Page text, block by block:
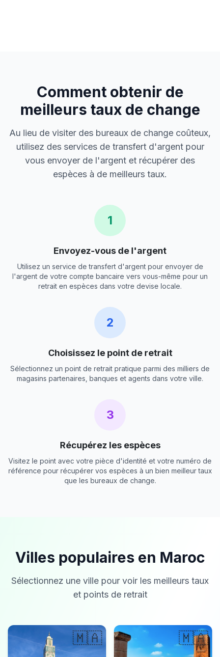
Comment obtenir de
meilleurs taux de change
Au lieu de visiter des bureaux de change coûteux,
utilisez des services de transfert d'argent pour
vous envoyer de l'argent et récupérer des
espèces à de meilleurs taux.
1
Envoyez-vous de l'argent
Utilisez un service de transfert d'argent pour envoyer de
l'argent de votre compte bancaire vers vous-même pour un
retrait en espèces dans votre devise locale.
2
Choisissez le point de retrait
Sélectionnez un point de retrait pratique parmi des milliers de
magasins partenaires, banques et agents dans votre ville.
3
Récupérez les espèces
Visitez le point avec votre pièce d'identité et votre numéro de
référence pour récupérer vos espèces à un bien meilleur taux
que les bureaux de change.
Villes populaires en Maroc
Sélectionnez une ville pour voir les meilleurs taux
et points de retrait
🇲🇦 🇲🇦